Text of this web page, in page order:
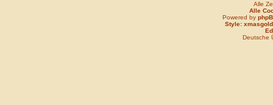
Alle
Alle
Powered by
Style: xmasgold
Deutsche